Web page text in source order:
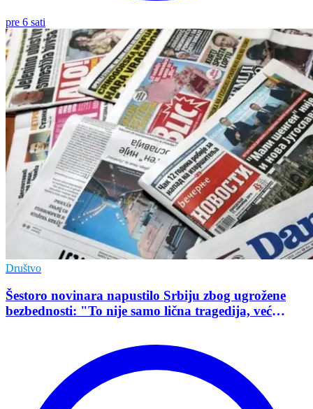
pre 6 sati
Društvo
Šestoro novinara napustilo Srbiju zbog ugrožene
bezbednosti: "To nije samo lična tragedija, već